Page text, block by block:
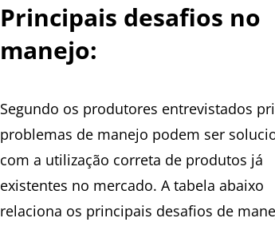
Principais desafios no
manejo:
Segundo os produtores entrevistados
problemas de manejo podem ser
com a utilização correta de produtos já
existentes no mercado. A tabela abaixo
relaciona os principais desafios de